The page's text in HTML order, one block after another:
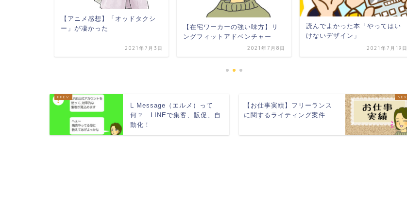
【アニメ感想】「オッドタクシ
ー」が凄かった
2021年7月3日
【在宅ワーカーの強い味方】リ
ングフィットアドベンチャー
2021年7月8日
読んでよかった本「やってはい
けないデザイン」
2021年7月19日
L Message（エルメ）って
何？ LINEで集客、販促、自
動化！
【お仕事実績】フリーランス
に関するライティング案件